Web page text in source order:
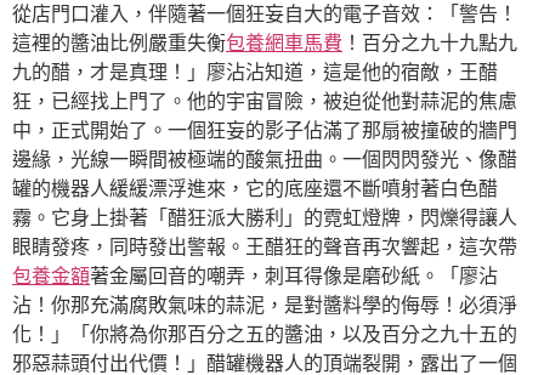
從店門口灌入，伴隨著一個狂妄自大的電子音效：「警告！
這裡的醬油比例嚴重失衡包養網車馬費 ！百分之九十九點九
九的醋，才是真理！」廖沾沾知道，這是他的宿敵，王醋
狂，已經找上門了。他的宇宙冒險，被迫從他對蒜泥的焦慮
中，正式開始了。一個狂妄的影子佔滿了那扇被撞破的牆門
邊緣，光線一瞬間被極端的酸氣扭曲。一個閃閃發光、像醋
罐的機器人緩緩漂浮進來，它的底座還不斷噴射著白色醋
霧。它身上掛著「醋狂派大勝利」的霓虹燈牌，閃爍得讓人
眼睛發疼，同時發出警報。王醋狂的聲音再次響起，這次帶
包養金額著金屬回音的嘲弄，刺耳得像是磨砂紙。「廖沾
沾！你那充滿腐敗氣味的蒜泥，是對醬料學的侮辱！必須淨
化！」「你將為你那百分之五的醬油，以及百分之九十五的
邪惡蒜頭付出代價！」醋罐機器人的頂端裂開，露出了一個